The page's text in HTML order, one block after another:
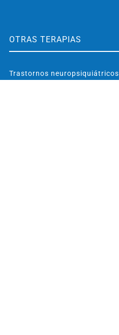
OTRAS TERAPIAS
Trastornos neuropsiquiátricos